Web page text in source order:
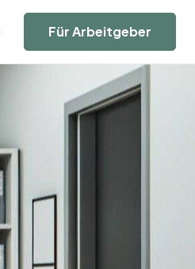
Für Arbeitgeber